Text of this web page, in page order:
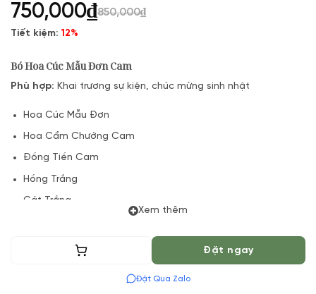
750,000₫850,000₫
Tiết kiệm:12%
Bó Hoa Cúc Mẫu Đơn Cam
Phù hợp: Khai trương sự kiện, chúc mừng sinh nhật
Hoa Cúc Mẫu Đơn
Hoa Cẩm Chướng Cam
Đồng Tiền Cam
Hồng Trắng
Cát Trắng
Hoa Cà Rốt hoặc tiểu tú cầu.
(*) Đơn hàng cần đặt trước 2 Tiếng để chuẩn bị Hoa Tươi theo
Xem thêm
Thêm vào giỏ Đặt ngay
Đặt Qua Zalo